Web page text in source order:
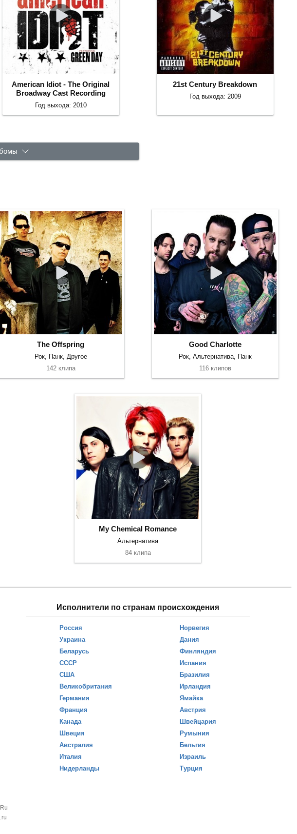
American Idiot - The Original
Broadway Cast Recording
Год выхода: 2010
21st Century Breakdown
Год выхода: 2009
The Offspring
Рок, Панк, Другое
142 клипа
Good Charlotte
Рок, Альтернатива, Панк
116 клипов
My Chemical Romance
Альтернатива
84 клипа
Исполнители по странам происхождения
Россия
Украина
Беларусь
СССР
США
Великобритания
Германия
Франция
Канада
Швеция
Австралия
Италия
Нидерланды
Норвегия
Дания
Финляндия
Испания
Бразилия
Ирландия
Ямайка
Австрия
Швейцария
Румыния
Бельгия
Израиль
Турция